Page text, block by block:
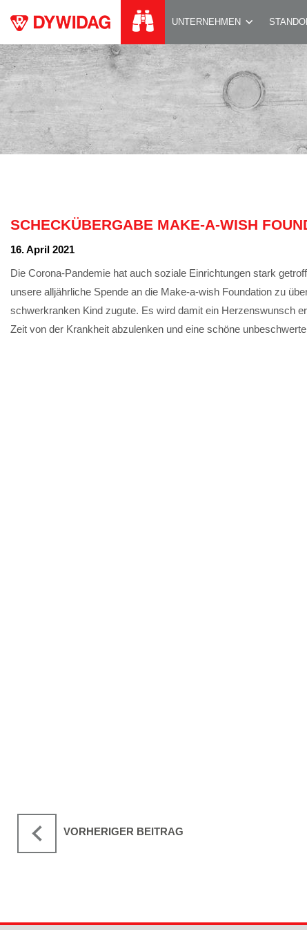
UNTERNEHMEN
SCHECKÜBERGABE MAKE-A-WISH
16. April 2021
Die Corona-Pandemie hat auch soziale Einrichtungen stark
unsere alljährliche Spende an die Make-a-wish Foundation zu
schwerkranken Kind zugute. Es wird damit ein Herzenswunsch
Zeit von der Krankheit abzulenken und eine schöne
VORHERIGER BEITRAG